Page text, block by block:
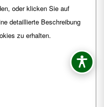
oder klicken Sie auf
detaillierte Beschreibung
zu erhalten.